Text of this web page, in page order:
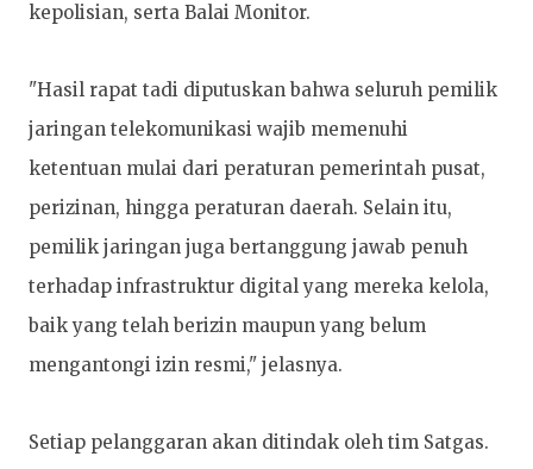
kepolisian, serta Balai Monitor.
"Hasil rapat tadi diputuskan bahwa seluruh pemilik
jaringan telekomunikasi wajib memenuhi
ketentuan mulai dari peraturan pemerintah pusat,
perizinan, hingga peraturan daerah. Selain itu,
pemilik jaringan juga bertanggung jawab penuh
terhadap infrastruktur digital yang mereka kelola,
baik yang telah berizin maupun yang belum
mengantongi izin resmi," jelasnya.
Setiap pelanggaran akan ditindak oleh tim Satgas.